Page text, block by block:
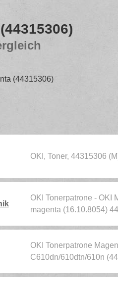
(44315306)
OKI, Toner, 44315306
OKI Tonerpatrone - OKI
magenta (16.10.8054)
OKI Tonerpatrone
C610dn/610dtn/610n